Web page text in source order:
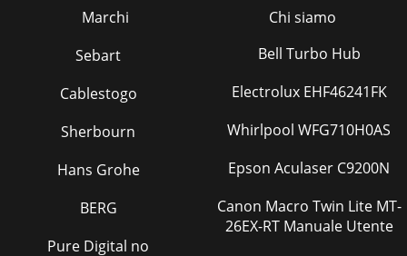
Marchi
Chi siamo
Sebart
Cablestogo
Sherbourn
Hans Grohe
BERG
Pure Digital no
Bell Turbo Hub
Electrolux EHF46241FK
Whirlpool WFG710H0AS
Epson Aculaser C9200N
Canon Macro Twin Lite MT-
26EX-RT Manuale Utente